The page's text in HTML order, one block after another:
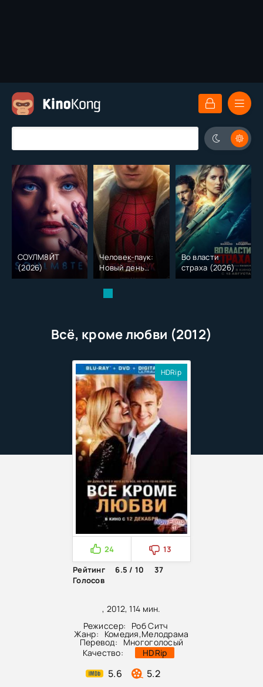
СОУЛМ8ЙТ
(2026)
Человек-паук:
Новый день
(2026)
Во власти
страха (2026)
Всё, кроме любви (2012)
, 2012, 114 мин.
Режиссер:
Роб Ситч
Жанр: Комедия,Мелодрама
Перевод:
Многоголосый
Качество:
HDRip
5.6 5.2
HDRip
24
13
Рейтинг
6.5 / 10
37
Голосов